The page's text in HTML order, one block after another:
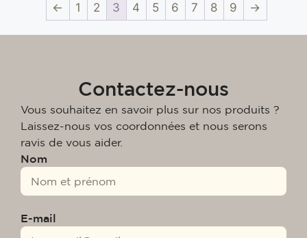
← 1 2 3 4 5 6 7 8 9 →
Contactez-nous
Vous souhaitez en savoir plus sur nos produits ?
Laissez-nous vos coordonnées et nous serons
ravis de vous aider.
Nom
E-mail